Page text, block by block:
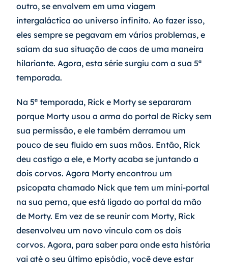
outro, se envolvem em uma viagem
intergaláctica ao universo infinito. Ao fazer isso,
eles sempre se pegavam em vários problemas, e
saíam da sua situação de caos de uma maneira
hilariante. Agora, esta série surgiu com a sua 5ª
temporada.
Na 5ª temporada, Rick e Morty se separaram
porque Morty usou a arma do portal de Ricky sem
sua permissão, e ele também derramou um
pouco de seu fluido em suas mãos. Então, Rick
deu castigo a ele, e Morty acaba se juntando a
dois corvos. Agora Morty encontrou um
psicopata chamado Nick que tem um mini-portal
na sua perna, que está ligado ao portal da mão
de Morty. Em vez de se reunir com Morty, Rick
desenvolveu um novo vínculo com os dois
corvos. Agora, para saber para onde esta história
vai até o seu último episódio, você deve estar